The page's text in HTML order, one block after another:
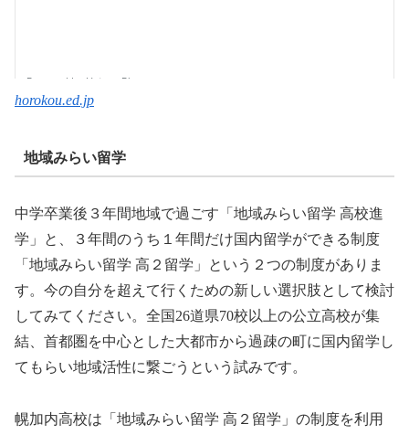
horokou.ed.jp
地域みらい留学
中学卒業後３年間地域で過ごす「地域みらい留学 高校進
学」と、３年間のうち１年間だけ国内留学ができる制度
「地域みらい留学 高２留学」という２つの制度がありま
す。今の自分を超えて行くための新しい選択肢として検討
してみてください。全国26道県70校以上の公立高校が集
結、首都圏を中心とした大都市から過疎の町に国内留学し
てもらい地域活性に繋ごうという試みです。
幌加内高校は「地域みらい留学 高２留学」の制度を利用